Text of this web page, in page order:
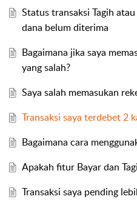
Status transaksi Tagih
dana belum diterima
Bagaimana jika saya
yang salah?
Saya salah memasukan
Transaksi saya terdebet 2
Bagaimana cara
Apakah fitur Bayar dan
Transaksi saya pending